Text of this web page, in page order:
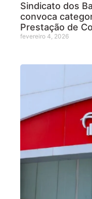
Sindicato dos
convoca
Prestação de
fevereiro 4, 2026